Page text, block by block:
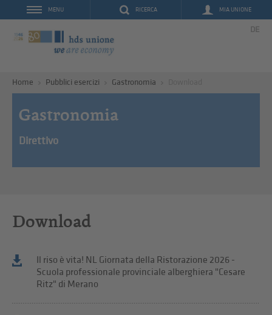
RICERCA MIA UNIONE
MENU
DE
Home Pubblici esercizi Gastronomia
Gastronomia
Direttivo
Download
Il riso è vita! NL Giornata della Ristorazione 2026 -
Scuola professionale provinciale alberghiera "Cesare
Ritz" di Merano